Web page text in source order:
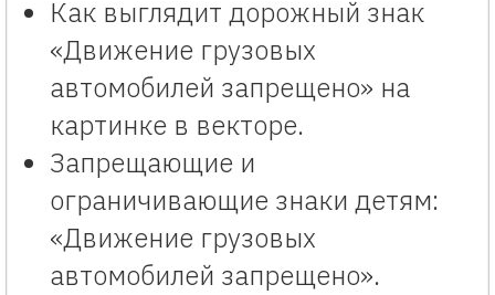
Как выглядит дорожный знак
«Движение грузовых
автомобилей запрещено» на
картинке в векторе.
Запрещающие и
ограничивающие знаки детям:
«Движение грузовых
автомобилей запрещено».